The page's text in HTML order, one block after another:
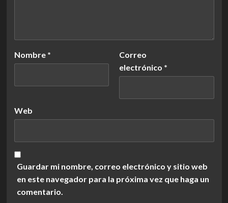
Nombre *
Correo
electrónico *
Web
Guardar mi nombre, correo electrónico y sitio web
en este navegador para la próxima vez que haga un
comentario.